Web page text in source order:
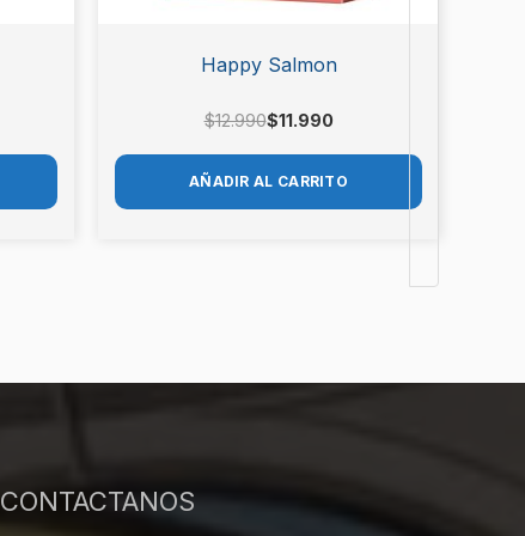
Happy Salmon
$12.990$11.990
AÑADIR AL CARRITO
CONTACTANOS